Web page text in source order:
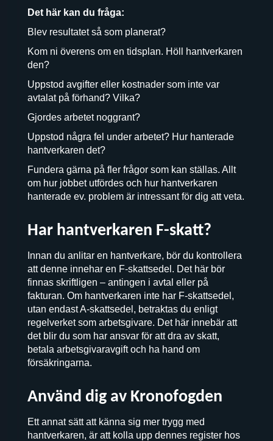
Det här kan du fråga:
Blev resultatet så som planerat?
Kom ni överens om en tidsplan. Höll hantverkaren
den?
Uppstod avgifter eller kostnader som inte var
avtalat på förhand? Vilka?
Gjordes arbetet noggrant?
Uppstod några fel under arbetet? Hur hanterade
hantverkaren det?
Fundera gärna på fler frågor som kan ställas. Allt
om hur jobbet utfördes och hur hantverkaren
hanterade ev. problem är intressant för dig att veta.
Har hantverkaren F-skatt?
Innan du anlitar en hantverkare, bör du kontrollera
att denne innehar en F-skattsedel. Det här bör
finnas skriftligen – antingen i avtal eller på
fakturan. Om hantverkaren inte har F-skattsedel,
utan endast A-skattsedel, betraktas du enligt
regelverket som arbetsgivare. Det här innebär att
det blir du som har ansvar för att dra av skatt,
betala arbetsgivaravgift och ha hand om
försäkringarna.
Använd dig av Kronofogden
Ett annat sätt att känna sig mer trygg med
hantverkaren, är att kolla upp dennes register hos